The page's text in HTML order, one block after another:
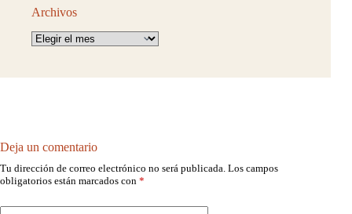
Archivos
Archivos
Deja un comentario
Tu dirección de correo electrónico no será publicada. Los campos
obligatorios están marcados con *